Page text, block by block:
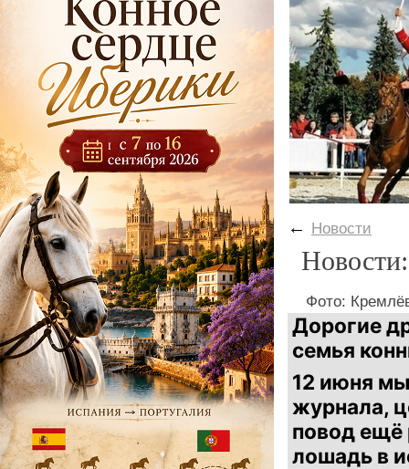
← Новости
Фото:
Дорогие
семья
12 июня
журнала,
повод ещё
лошадь в